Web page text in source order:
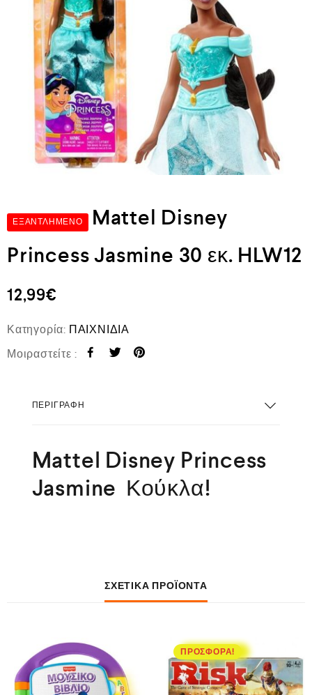
ΕΞΑΝΤΛΗΜΈΝΟ
Mattel Disney
Princess Jasmine 30 εκ. HLW12
12,99€
Κατηγορία: ΠΑΙΧΝΙΔΙΑ
Μοιραστείτε :
ΠΕΡΙΓΡΑΦΉ
Mattel Disney Princess
Jasmine Κούκλα!
ΣΧΕΤΙΚΆ ΠΡΟΪΌΝΤΑ
ΠΡΟΣΦΟΡΆ!